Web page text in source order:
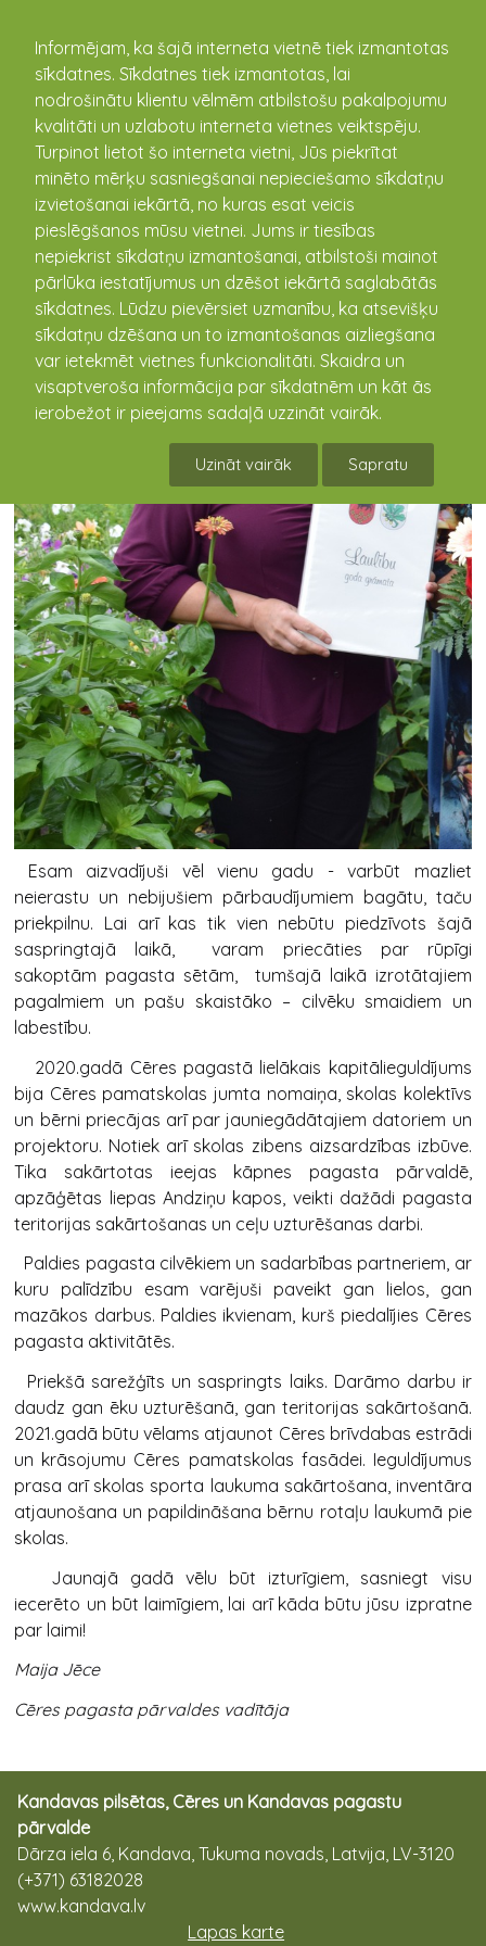
Informējam, ka šajā interneta vietnē tiek izmantotas
sīkdatnes. Sīkdatnes tiek izmantotas, lai
nodrošinātu klientu vēlmēm atbilstošu pakalpojumu
kvalitāti un uzlabotu interneta vietnes veiktspēju.
Turpinot lietot šo interneta vietni, Jūs piekrītat
minēto mērķu sasniegšanai nepieciešamo sīkdatņu
izvietošanai iekārtā, no kuras esat veicis
pieslēgšanos mūsu vietnei. Jums ir tiesības
nepiekrist sīkdatņu izmantošanai, atbilstoši mainot
pārlūka iestatījumus un dzēšot iekārtā saglabātās
sīkdatnes. Lūdzu pievērsiet uzmanību, ka atsevišķu
sīkdatņu dzēšana un to izmantošanas aizliegšana
var ietekmēt vietnes funkcionalitāti. Skaidra un
visaptveroša informācija par sīkdatnēm un kāt ās
ierobežot ir pieejams sadaļā uzzināt vairāk.
Uzināt vairāk Sapratu
kandava.lv
Aizvadītais gads mazliet nebijis
un neierasts
07.01.2021
Esam aizvadījuši vēl vienu gadu - varbūt mazliet
neierastu un nebijušiem pārbaudījumiem bagātu, taču
priekpilnu. Lai arī kas tik vien nebūtu piedzīvots šajā
saspringtajā laikā, varam priecāties par rūpīgi
sakoptām pagasta sētām, tumšajā laikā izrotātajiem
pagalmiem un pašu skaistāko – cilvēku smaidiem un
labestību.
2020.gadā Cēres pagastā lielākais kapitālieguldījums
bija Cēres pamatskolas jumta nomaiņa, skolas kolektīvs
un bērni priecājas arī par jauniegādātajiem datoriem un
projektoru. Notiek arī skolas zibens aizsardzības izbūve.
Tika sakārtotas ieejas kāpnes pagasta pārvaldē,
apzāģētas liepas Andziņu kapos, veikti dažādi pagasta
teritorijas sakārtošanas un ceļu uzturēšanas darbi.
Paldies pagasta cilvēkiem un sadarbības partneriem, ar
kuru palīdzību esam varējuši paveikt gan lielos, gan
mazākos darbus. Paldies ikvienam, kurš piedalījies Cēres
pagasta aktivitātēs.
Priekšā sarežģīts un saspringts laiks. Darāmo darbu ir
daudz gan ēku uzturēšanā, gan teritorijas sakārtošanā.
2021.gadā būtu vēlams atjaunot Cēres brīvdabas estrādi
un krāsojumu Cēres pamatskolas fasādei. Ieguldījumus
prasa arī skolas sporta laukuma sakārtošana, inventāra
atjaunošana un papildināšana bērnu rotaļu laukumā pie
skolas.
Jaunajā gadā vēlu būt izturīgiem, sasniegt visu
iecerēto un būt laimīgiem, lai arī kāda būtu jūsu izpratne
par laimi!
Maija Jēce
Cēres pagasta pārvaldes vadītāja
Kandavas pilsētas, Cēres un Kandavas pagastu
pārvalde
Dārza iela 6, Kandava, Tukuma novads, Latvija, LV-3120
(+371) 63182028
www.kandava.lv
Lapas karte